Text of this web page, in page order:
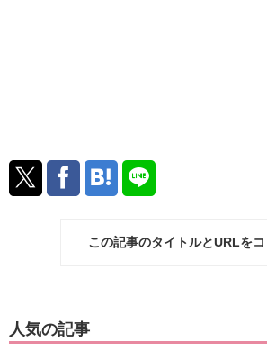
この記事のタイトルとURLを
人気の記事